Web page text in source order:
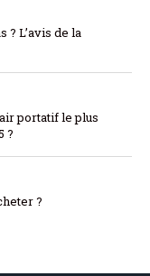
? L’avis de la
portatif le plus
?
?